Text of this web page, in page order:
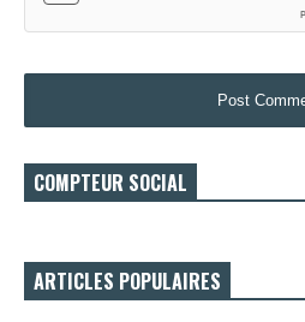
COMPTEUR SOCIAL
ARTICLES POPULAIRES